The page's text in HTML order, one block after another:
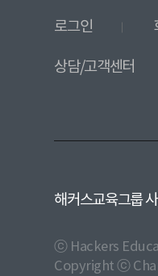
로그인
상담/고객센터
해커스교육그룹
ⓒ Hackers
Copyright ⓒ